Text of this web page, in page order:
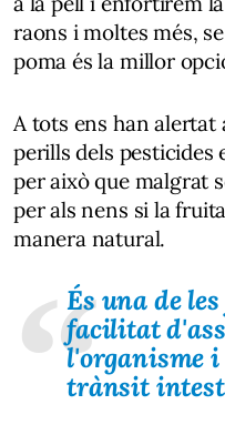
raons i moltes més,
poma és la millor
A tots ens han alertat
perills dels pesticides
per això que malgrat
per als nens si la
manera natural.
És una de
facilitat
l'organisme
trànsit